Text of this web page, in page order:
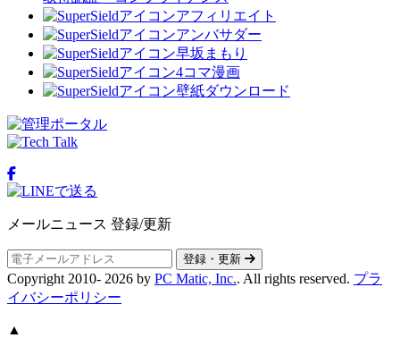
アフィリエイト
アンバサダー
早坂まもり
4コマ漫画
壁紙ダウンロード
メールニュース 登録/更新
登録・更新
Copyright 2010- 2026 by PC Matic, Inc.. All rights reserved. プラ
イバシーポリシー
▲